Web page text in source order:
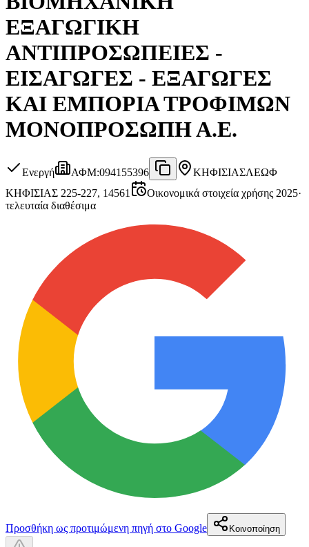
ΕΞΑΓΩΓΙΚΗ
ΑΝΤΙΠΡΟΣΩΠΕΙΕΣ -
ΕΙΣΑΓΩΓΕΣ - ΕΞΑΓΩΓΕΣ
ΚΑΙ ΕΜΠΟΡΙΑ ΤΡΟΦΙΜΩΝ
ΜΟΝΟΠΡΟΣΩΠΗ Α.Ε.
Ενεργή ΑΦΜ:094155396 ΚΗΦΙΣΙΑΣΛΕΩΦ
ΚΗΦΙΣΙΑΣ 225-227, 14561
Οικονομικά στοιχεία χρήσης 2025·
τελευταία διαθέσιμα
Προσθήκη ως προτιμώμενη πηγή στο Google Κοινοποίηση